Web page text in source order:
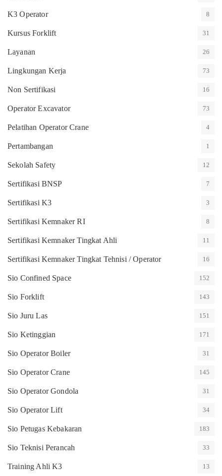
K3 Operator 8
Kursus Forklift 31
Layanan 26
Lingkungan Kerja 73
Non Sertifikasi 16
Operator Excavator 73
Pelatihan Operator Crane 4
Pertambangan 1
Sekolah Safety 12
Sertifikasi BNSP 7
Sertifikasi K3 3
Sertifikasi Kemnaker RI 8
Sertifikasi Kemnaker Tingkat Ahli 11
Sertifikasi Kemnaker Tingkat Tehnisi / Operator 16
Sio Confined Space 152
Sio Forklift 143
Sio Juru Las 151
Sio Ketinggian 171
Sio Operator Boiler 31
Sio Operator Crane 145
Sio Operator Gondola 31
Sio Operator Lift 34
Sio Petugas Kebakaran 183
Sio Teknisi Perancah 33
Training Ahli K3 13